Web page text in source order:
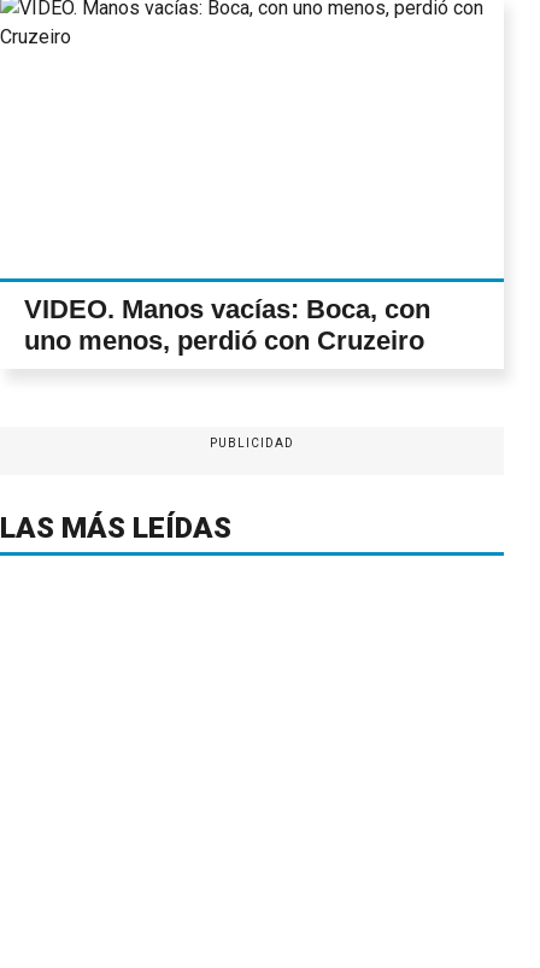
VIDEO. Manos vacías: Boca, con
uno menos, perdió con Cruzeiro
PUBLICIDAD
LAS MÁS LEÍDAS